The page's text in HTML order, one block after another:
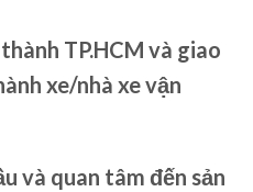
TP.HCM và giao
xe/nhà xe vận
và quan tâm đến sản